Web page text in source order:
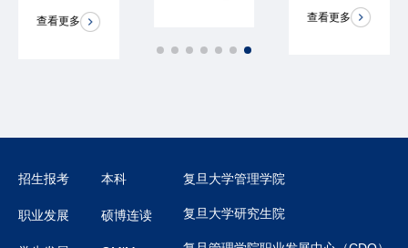
奥美参访活
动圆满举办
查看更多 查看更多
招生报考
职业发展
本科
硕博连读
复旦大学管理学院
复旦大学研究生院